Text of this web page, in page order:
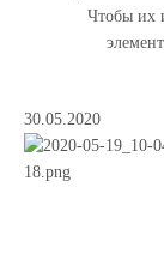
Чтобы их
30.05.2020